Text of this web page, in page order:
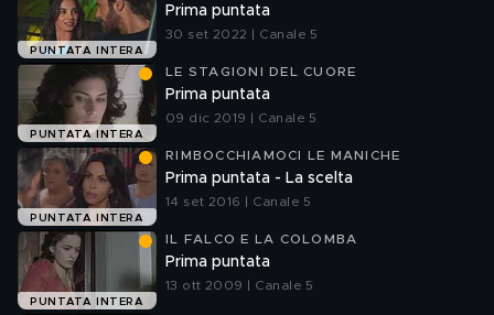
PUNTATA INTERA
Prima puntata
30 set 2022 | Canale 5
PUNTATA INTERA
LE STAGIONI DEL CUORE
Prima puntata
09 dic 2019 | Canale 5
PUNTATA INTERA
RIMBOCCHIAMOCI LE MANICHE
Prima puntata - La scelta
14 set 2016 | Canale 5
PUNTATA INTERA
IL FALCO E LA COLOMBA
Prima puntata
13 ott 2009 | Canale 5